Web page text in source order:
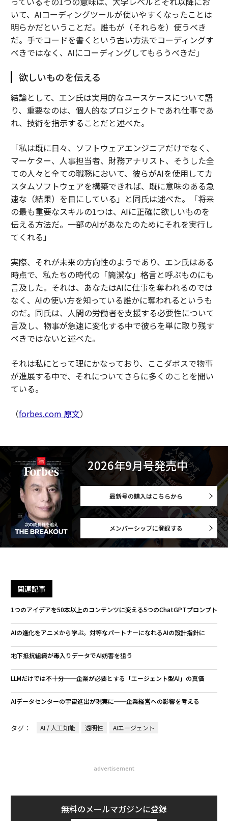
いて、AIコーディングツールが使いやすくなったことは
明らかだということだ。誰もが（それらを）使うべき
だ。手でコードを書くという古い方法でコーディングす
べきではなく、AIにコーディングしてもらうべきだ」
欲しいものを伝える
結論として、エン氏は実用的なユースケースについて語
り、重要なのは、個人的なプロジェクトであれ仕事であ
れ、技術を指示することだと述べた。
「私は既に日々、ソフトウェアエンジニアだけでなく、
マーケター、人事担当者、財務アナリスト、そうした全
ての人々と全ての職務において、彼らがAIを使用してカ
スタムソフトウェアを構築できれば、既に意味のある急
速な（結果）を目にしている」と同氏は述べた。「将来
の最も重要なスキルの1つは、AIに正確に欲しいものを
伝える方法だ。一部のAIがあなたのためにそれを実行し
てくれる」
実際、それが未来の方向性のようであり、エン氏はある
時点で、私たちの時代の「簡潔な」格言と呼ぶものにも
言及した。それは、あなたはAIに仕事を奪われるのでは
なく、AIの使い方を知っている誰かに奪われるというも
のだ。同氏は、人間の労働者を支援する必要性について
言及し、物事が急速に変化する中で彼らを単に取り残す
べきではないと述べた。
それは私にとって理にかなっており、ここダボスで物事
が進展する中で、それについてさらに多くのことを聞い
ている。
（forbes.com 原文）
2026年9月号発売中
最新号の購入はこちらから
メンバーシップに登録する
関連記事
1つのアイデアを50本以上のコンテンツに変える5つのChatGPTプロンプト
AIの進化をアニメから学ぶ。対等なパートナーになれるAIの設計指針に
地下抵抗組織が毒入りデータでAI妨害を狙う
LLMだけでは不十分──企業が必要とする「エージェント型AI」の真価
AIデータセンターの宇宙進出が現実に──企業経営への影響を考える
タグ： AI / 人工知能 透明性 AIエージェント
advertisement
無料のメールマガジンに登録